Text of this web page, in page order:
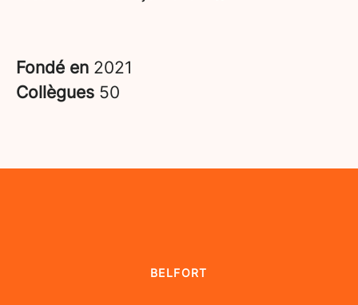
Fondé en 2021
Collègues 50
BELFORT